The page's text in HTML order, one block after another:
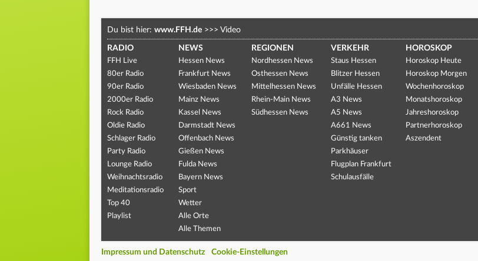
Du bist hier: www.FFH.de >>> Video
RADIO
FFH Live
80er Radio
90er Radio
2000er Radio
Rock Radio
Oldie Radio
Schlager Radio
Party Radio
Lounge Radio
Weihnachtsradio
Meditationsradio
Top 40
Playlist
NEWS
Hessen News
Frankfurt News
Wiesbaden News
Mainz News
Kassel News
Darmstadt News
Offenbach News
Gießen News
Fulda News
Bayern News
Sport
Wetter
Alle Orte
Alle Themen
REGIONEN
Nordhessen News
Osthessen News
Mittelhessen News
Rhein-Main News
Südhessen News
VERKEHR
Staus Hessen
Blitzer Hessen
Unfälle Hessen
A3 News
A5 News
A661 News
Günstig tanken
Parkhäuser
Flugplan Frankfurt
Schulausfälle
HOROSKOP
Horoskop Heute
Horoskop Morgen
Wochenhoroskop
Monatshoroskop
Jahreshoroskop
Partnerhoroskop
Aszendent
Impressum und Datenschutz Cookie-Einstellungen